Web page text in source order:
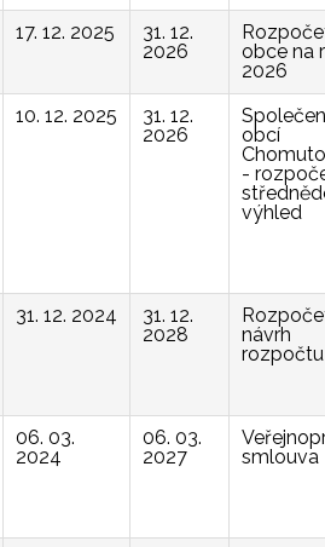
17. 12. 2025
31. 12.
2026
obce na
2026
10. 12. 2025
31. 12.
2026
obcí
-
výhled
31. 12. 2024
31. 12.
2028
návrh
rozpočtu
06. 03.
2024
06. 03.
2027
smlouva